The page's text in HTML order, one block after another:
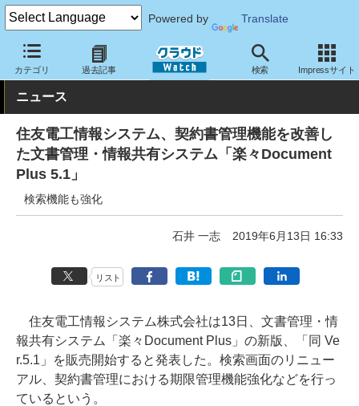
Powered by Translate
カテゴリ 過去記事 検索 Impressサイト
クラウド Watch サービス・ソフト ソフトウェア 業務関連ソフ
ニュース
住友電工情報システム、契約書管理機能を改善し
た文書管理・情報共有システム「楽々Document
Plus 5.1」
検索機能も強化
石井 一志 2019年6月13日 16:33
リスト
住友電工情報システム株式会社は13日、文書管理・情
報共有システム「楽々Document Plus」の新版、「同 Ve
r.5.1」を販売開始すると発表した。検索画面のリニュー
アル、契約書管理における期限管理機能強化などを行っ
ているという。